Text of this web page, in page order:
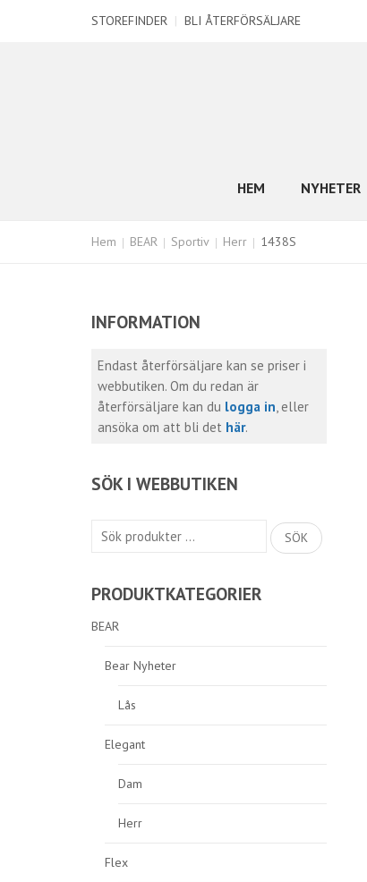
STOREFINDER | BLI ÅTERFÖRSÄLJARE
HEM NYHETER
Hem BEAR Sportiv Herr 1438S
INFORMATION
Endast återförsäljare kan se priser i
webbutiken. Om du redan är
återförsäljare kan du logga in, eller
ansöka om att bli det här.
SÖK I WEBBUTIKEN
Sök
SÖK
PRODUKTKATEGORIER
BEAR
Bear Nyheter
Lås
Elegant
Dam
Herr
Flex